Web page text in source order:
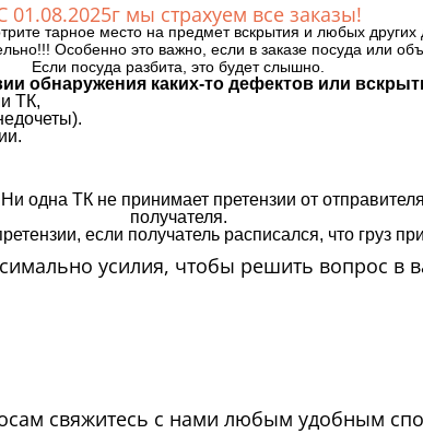
01.08.2025г мы страхуем все заказы!
тарное место на предмет вскрытия и любых других
Особенно это важно, если в заказе посуда или
Если посуда разбита, это будет слышно.
обнаружения каких-то дефектов или
ТК,
одна ТК не принимает претензии от
получателя.
если получатель расписался, что груз
усилия, чтобы решить вопрос в
свяжитесь с нами любым удобным